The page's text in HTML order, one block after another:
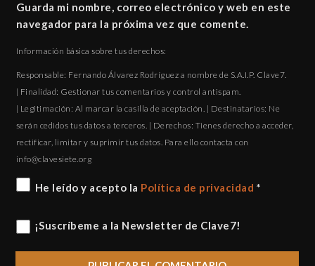
Guarda mi nombre, correo electrónico y web en este
navegador para la próxima vez que comente.
Información básica sobre tus derechos:
Responsable: Fernando Álvarez Rodríguez a nombre de S.A.I.P. Clave7.
| Finalidad: Gestionar tus comentarios y control antispam.
| Legitimación: Al marcar la casilla de aceptación. | Destinatarios: Ne
serán cedidos tus datos a terceros. | Derechos: Tienes derecho a acceder,
rectificar, limitar y suprimir tus datos. Para ello contacta con
gro.eteisevalc@ofni
He leído y acepto la Política de privacidad *
¡Suscríbeme a la Newsletter de Clave7!